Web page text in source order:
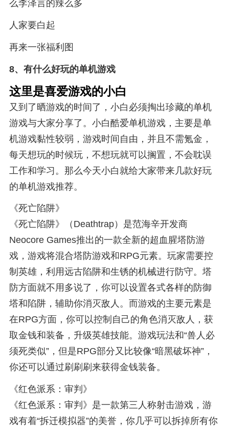
么李泽言的辣么多
人家要白起
再来一张福利图
8、 有什么好玩的单机游戏
这里是喜爱游戏的小白
又到了晒游戏的时间了，小白必须掏出珍藏的单机
游戏与大家分享了。小白酷爱单机游戏，主要是单
机游戏黏性较弱，游戏时间自由，并且不需氪金，
每天想玩的时候玩，不想玩就可以搁置，不会耽误
工作和学习。那么今天小白就给大家带来几款好玩
的单机游戏推荐。
《死亡陷阱》
《死亡陷阱》（Deathtrap）是范海辛开发商
Neocore Games推出的一款全新的超血腥塔防游
戏，游戏将混合塔防游戏和RPG元素。玩家需要控
制英雄，利用远古陷阱和生锈的机械进行防守。塔
防方面就不用多说了，你可以设置各式各样的防御
塔和陷阱，辅助你消灭敌人。而游戏的主要元素是
在RPG方面，你可以控制自己的角色消灭敌人，获
取金钱和装备，升级英雄技能。游戏玩法和“兽人必
须死类似”，但是RPG部分又比较像“暗黑破坏神”，
你还可以通过刷刷刷来获得金钱装备。
《红色派系：审判》
《红色派系：审判》是一款第三人称射击游戏，游
戏有着“拆迁模拟器”的美誉，你几乎可以拆掉所有你